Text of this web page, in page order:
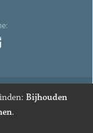
Bijhouden
.